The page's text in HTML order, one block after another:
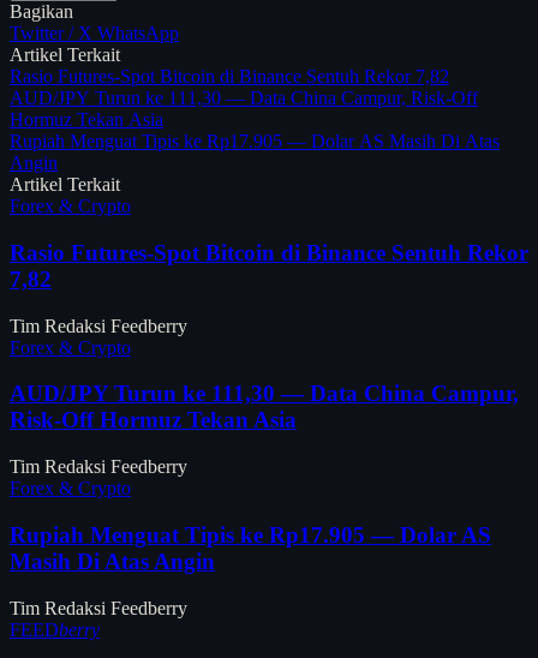
Bagikan
Twitter / X WhatsApp
Artikel Terkait
Rasio Futures-Spot Bitcoin di Binance Sentuh Rekor 7,82
AUD/JPY Turun ke 111,30 — Data China Campur, Risk-Off
Hormuz Tekan Asia
Rupiah Menguat Tipis ke Rp17.905 — Dolar AS Masih Di Atas
Angin
Artikel Terkait
Forex & Crypto
Rasio Futures-Spot Bitcoin di Binance Sentuh Rekor
7,82
Tim Redaksi Feedberry
Forex & Crypto
AUD/JPY Turun ke 111,30 — Data China Campur,
Risk-Off Hormuz Tekan Asia
Tim Redaksi Feedberry
Forex & Crypto
Rupiah Menguat Tipis ke Rp17.905 — Dolar AS
Masih Di Atas Angin
Tim Redaksi Feedberry
FEEDberry